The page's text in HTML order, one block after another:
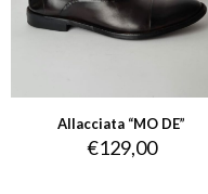
Allacciata “MO DE”
€129,00